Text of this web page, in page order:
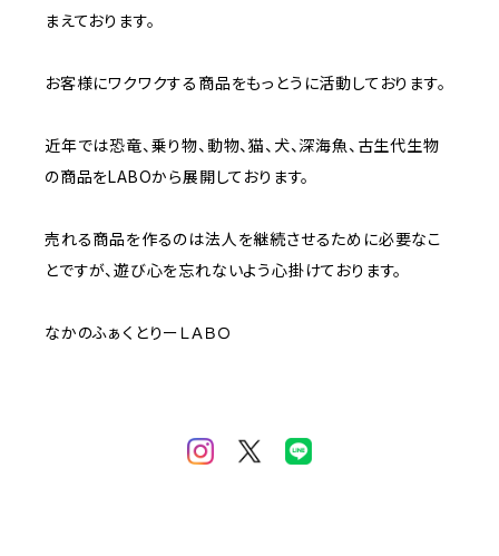
まえております。
お客様にワクワクする商品をもっとうに活動しております。
近年では恐竜、乗り物、動物、猫、犬、深海魚、古生代生物
の商品をLABOから展開しております。
売れる商品を作るのは法人を継続させるために必要なこ
とですが、遊び心を忘れないよう心掛けております。
なかのふぁくとりーＬＡＢＯ